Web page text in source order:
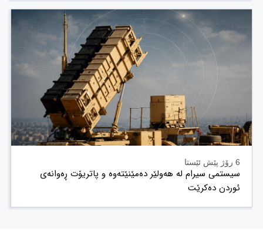
6 رۆژ پێش ئێستا
سیستمی سیرام لە هەولێر دەمێنێتەوە و پاتریۆت ڕەوانەی
ئوردن دەکرێت